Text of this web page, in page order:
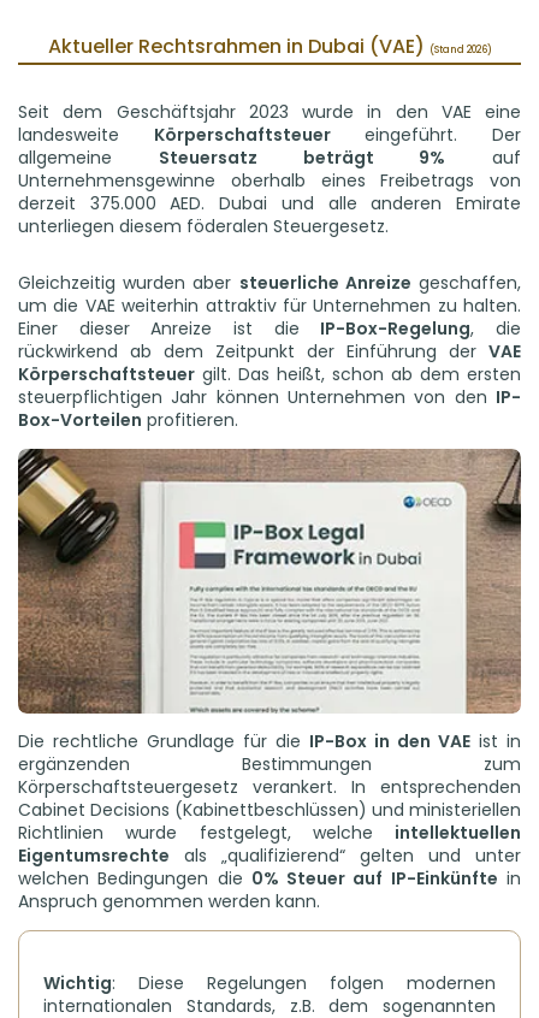
Aktueller Rechtsrahmen in Dubai (VAE) (Stand 2026)
Seit dem Geschäftsjahr 2023 wurde in den VAE eine
landesweite Körperschaftsteuereingeführt. Der
allgemeine Steuersatz beträgt 9% auf
Unternehmensgewinne oberhalb eines Freibetrags von
derzeit 375.000 AED. Dubai und alle anderen Emirate
unterliegen diesem föderalen Steuergesetz.
Gleichzeitig wurden aber steuerliche Anreize geschaffen,
um die VAE weiterhin attraktiv für Unternehmen zu halten.
Einer dieser Anreize ist die IP-Box-Regelung, die
rückwirkend ab dem Zeitpunkt der Einführung der VAE
Körperschaftsteuer gilt. Das heißt, schon ab dem ersten
steuerpflichtigen Jahr können Unternehmen von den IP-
Box-Vorteilen profitieren.
Die rechtliche Grundlage für die IP-Box in den VAE ist in
ergänzenden Bestimmungen zum
Körperschaftsteuergesetz verankert. In entsprechenden
Cabinet Decisions (Kabinettbeschlüssen) und ministeriellen
Richtlinien wurde festgelegt, welche intellektuellen
Eigentumsrechte als „qualifizierend“ gelten und unter
welchen Bedingungen die 0% Steuer auf IP-Einkünfte in
Anspruch genommen werden kann.
Wichtig: Diese Regelungen folgen modernen
internationalen Standards, z.B. dem sogenannten